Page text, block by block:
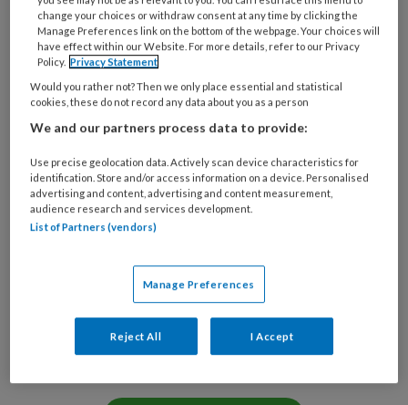
Foto: Pixabay
Stel: je komt bij een cliënt
PREMIUM
Wil je dit artikel lezen?
Neem een maandabonnement op TVV
Onbeperkt alle premium artikelen lezen
Verdien accreditatiepunten met TVV
change your choices or withdraw consent at any time by clicking the
Manage Preferences link on the bottom of the webpage. Your choices will
have effect within our Website. For more details, refer to our Privacy
Policy. Privacy Statement
Would you rather not? Then we only place essential and statistical
cookies, these do not record any data about you as a person
We and our partners process data to provide:
Use precise geolocation data. Actively scan device characteristics for
identification. Store and/or access information on a device. Personalised
advertising and content, advertising and content measurement,
audience research and services development.
List of Partners (vendors)
Manage Preferences
Reject All I Accept